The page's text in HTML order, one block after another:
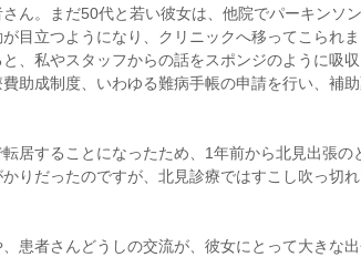
ん。まだ50代と若い彼女は、他院でパーキンソ
目立つようになり、クリニックへ移ってこられ
、私やスタッフからの話をスポンジのように吸
助成制度、いわゆる難病手帳の申請を行い、補
居することになったため、1年前から北見出張の
りだったのですが、北見診療ではすこし吹っ切
患者さんどうしの交流が、彼女にとって大きな